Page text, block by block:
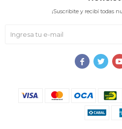
¡Suscribite y recibí todas
 